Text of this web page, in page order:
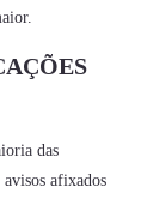
das
afixados